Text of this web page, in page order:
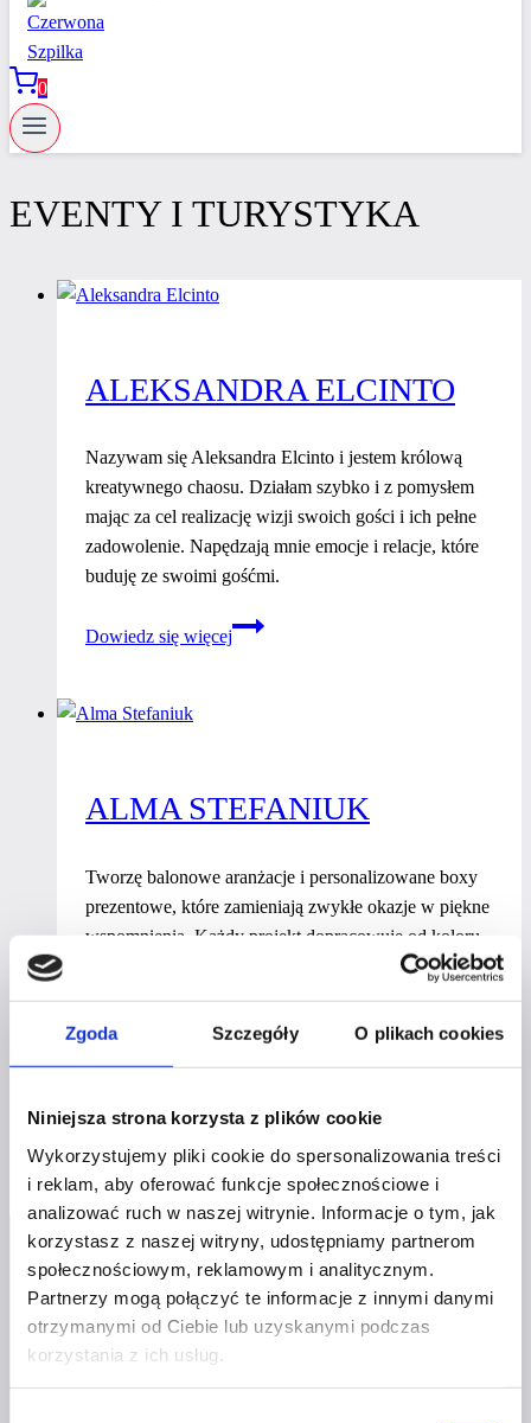
Zgoda Szczegóły O plikach cookies
Niniejsza strona korzysta z plików cookie
Wykorzystujemy pliki cookie do spersonalizowania treści
i reklam, aby oferować funkcje społecznościowe i
analizować ruch w naszej witrynie. Informacje o tym, jak
korzystasz z naszej witryny, udostępniamy partnerom
społecznościowym, reklamowym i analitycznym.
Partnerzy mogą połączyć te informacje z innymi danymi
otrzymanymi od Ciebie lub uzyskanymi podczas
korzystania z ich usług.
0
EVENTY I TURYSTYKA
ALEKSANDRA ELCINTO
Nazywam się Aleksandra Elcinto i jestem królową
kreatywnego chaosu. Działam szybko i z pomysłem
mając za cel realizację wizji swoich gości i ich pełne
zadowolenie. Napędzają mnie emocje i relacje, które
buduję ze swoimi gośćmi.
Dowiedz się więcej
Aleksandra
ALMA STEFANIUK
Tworzę balonowe aranżacje i personalizowane boxy
prezentowe, które zamieniają zwykłe okazje w piękne
wspomnienia. Każdy projekt dopracowuję od koloru
wstążki po ostatni balon, bo wierzę, że detale niosą
magię dziecięcej (i nie tylko) radości i tą magią dzielę
Dowiedz się więcej
Stefaniuk
Profil facebook Czerwona